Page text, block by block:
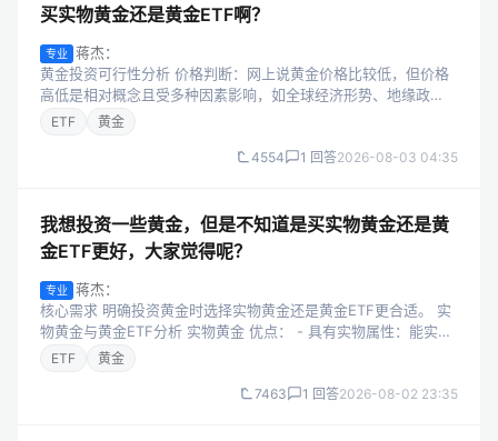
买实物黄金还是黄金ETF啊？
专业
蒋杰：
黄金投资可行性分析 价格判断：网上说黄金价格比较低，但价格
高低是相对概念且受多种因素影响，如全球经济形势、地缘政
治、货币政策等。若全球经济不稳定或通胀预期上升，黄金作为
ETF 黄金
4554 1 回答2026-08-03 04:35
我想投资一些黄金，但是不知道是买实物黄金还是黄
金ETF更好，大家觉得呢？
专业
蒋杰：
核心需求 明确投资黄金时选择实物黄金还是黄金ETF更合适。 实
物黄金与黄金ETF分析 实物黄金 优点： - 具有实物属性：能实实
在在拿在手里，满足部分人对资产的实物占有需求。 - 可用于消
ETF 黄金
7463 1 回答2026-08-02 23:35